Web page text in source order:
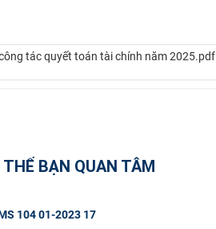
tác quyết toán tài chính năm 2025.pdf
THỂ BẠN QUAN TÂM
104 01-2023 17